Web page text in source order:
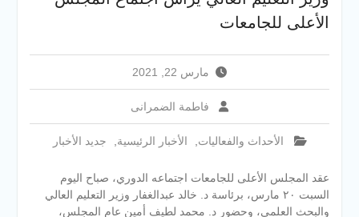
الإلكتروني للقبول بالجامعات
2026
وتمكين المراة والمركز الثاني
في الاستدامة بالمسابقة
القومية Enactus Egypt 2026
الأعلى للجامعات
مارس 22, 2021
فاطمة الضمرانى
الأحداث والفعاليات الأخبار الرئيسية جديد الأخبار
عقد المجلس الأعلى للجامعات اجتماعه الدوري، صباح اليوم
السبت ٢٠ مارس، برئاسة د. خالد عبدالغفار وزير التعليم العالي
والبحث العلمي، وحضور د. محمد لطيف أمين عام المجلس،